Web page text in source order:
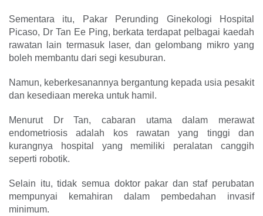
Sementara itu, Pakar Perunding Ginekologi Hospital
Picaso, Dr Tan Ee Ping, berkata terdapat pelbagai kaedah
rawatan lain termasuk laser, dan gelombang mikro yang
boleh membantu dari segi kesuburan.
Namun, keberkesanannya bergantung kepada usia pesakit
dan kesediaan mereka untuk hamil.
Menurut Dr Tan, cabaran utama dalam merawat
endometriosis adalah kos rawatan yang tinggi dan
kurangnya hospital yang memiliki peralatan canggih
seperti robotik.
Selain itu, tidak semua doktor pakar dan staf perubatan
mempunyai kemahiran dalam pembedahan invasif
minimum.